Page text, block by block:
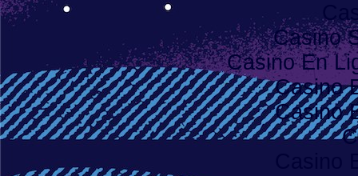
Casino
Casino En
Casino
Casino